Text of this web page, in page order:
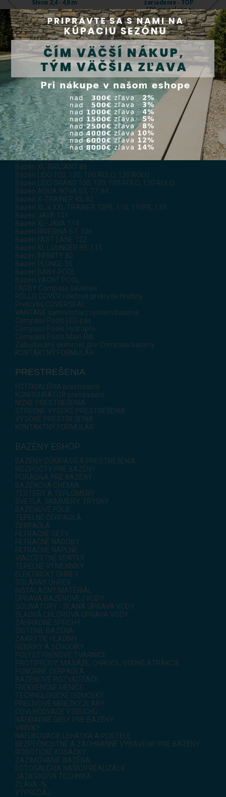
Shine 2,4 - 4,8 m
0,00 €
zariadenie - TOP
500, na palete s
čerpadlom
Emaux SS075 12 ...
0,00 €
BAZÉNY COMPASS
FOTOGALÉRIA bazénov Compass
NAŠE REFERENCIE COMPASS BAZÉNOV
Rozpočty pre keramické bazény Compass Pools
Bazén FUN 74, 80, 100
Bazén CLASSIC 53, 63, 73, 83, 93, 103
Bazén CLASSIC 62
Bazén BRILIANT 66, 74
Bazén XL-BRILIANT 88
Bazén LIDO 100, 120, 100 ROLO, 120 ROLO
Bazén LIDO GRAND 100, 120, 100 ROLO, 120 ROLO
Bazén AQUA NOVA 53, 77, 84
Bazén X-TRAINER 45, 82
Bazén XL a XXL TRAINER 72FB, 110, 110FB, 133
Bazén JAVA 101
Bazén XL-JAVA 114
Bazén RIVERINA 67, 106
Bazén FAST LANE 122
Bazén XL LOUNGER 95, 115
Bazén INFINITY 80
Bazén PLUNGE 35
Bazén BABY POOL
Bazén YACHT POOL
FARBY Compass bazénov
ROLLO COVER roletové prekrytie hladiny
Prekrytia COVERSEAL
VANTAGE samočistiaci systém bazéna
Compass Pools LED pás
Compass Pools Hydropro
Compass Pools Maxi-Rib
Zabudovaný skimmer, pre Compass bazény
KONTAKTNÝ FORMULÁR
PRESTREŠENIA
FOTOGALÉRIA prestrešení
KONFIGURÁTOR prestrešení
NÍZKE PRESTREŠENIA
STREDNE VYSOKÉ PRESTREŠENIA
VYSOKÉ PRESTREŠENIA
KONTAKTNÝ FORMULÁR
BAZÉNY ESHOP
BAZÉNY COMPASS A PRESTREŠENIA
ROZPOČTY PRE BAZÉNY
PORADŇA PRE BAZÉNY
BAZÉNOVÁ CHÉMIA
TESTERY A TEPLOMERY
SVETLÁ, SKIMMERY, TRYSKY
BAZÉNOVÉ FÓLIE
TEPELNÉ ČERPADLÁ
ČERPADLÁ
FILTRAČNÉ SETY
FILTRAČNÉ NÁDOBY
FILTRAČNÉ NÁPLNE
VIACCESTNÉ VENTILY
TEPELNÉ VÝMENNÍKY
ELEKTRICKÝ OHREV
SOLÁRNY OHREV
INŠTALAČNÝ MATERIÁL
ÚPRAVA BAZÉNOVEJ VODY
SOLINÁTORY - SLANÁ ÚPRAVA VODY
SLADKÁ CHLÓROVÁ ÚPRAVA VODY
ZÁHRADNÉ SPRCHY
ČISTENIE BAZÉNA
ZAKRYTIE HLADINY
REBRÍKY A SCHODÍKY
POLYSTYRÉNOVÉ TVÁRNICE
PROTIPRÚDY, MASÁŽE, CHRLIČE, VODNÉ ATRAKCIE
PONORNÉ ČERPADLÁ
BAZÉNOVÉ ROZVÁDZAČE
FREKVENČNÉ MENIČE
TECHNOLOGICKÉ DOMČEKY
PRELIVOVÉ MRIEŽKY,ŽĽABY
ODVLHČOVAČE VZDUCHU
NÁHRADNÉ DIELY PRE BAZÉNY
VÍRIVKY
NAFUKOVACIE LEHÁTKA A POSTELE
BEZPEČNOSTNÉ A ZÁCHRANNÉ VYBAVENIE PRE BAZÉNY
ROBOTICKÉ KOSAČKY
ZAZIMOVANIE BAZÉNA
FOTOGALÉRIA NAŠICH REALIZÁCIÍ
JAZIERKOVÁ TECHNIKA
ZĽAVA -%
VÝPREDAJ